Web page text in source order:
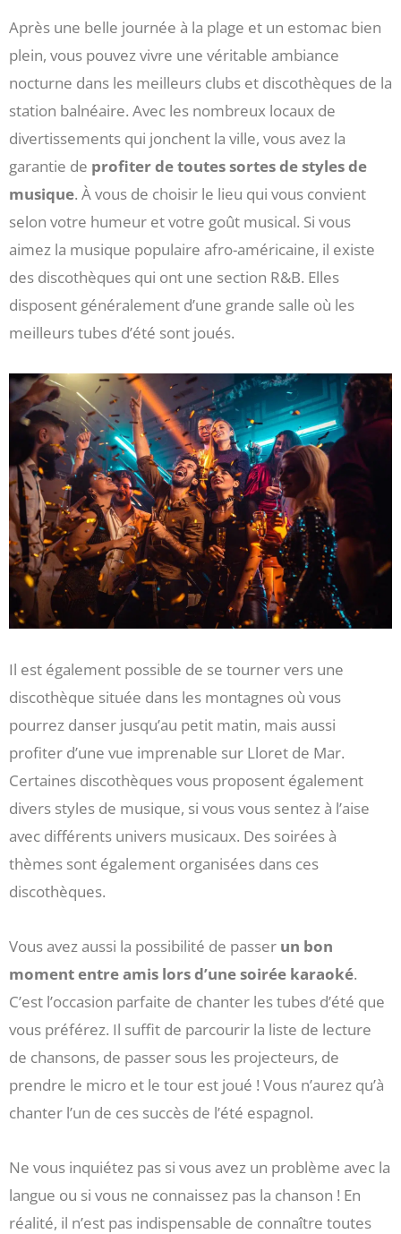
Après une belle journée à la plage et un estomac bien
plein, vous pouvez vivre une véritable ambiance
nocturne dans les meilleurs clubs et discothèques de la
station balnéaire. Avec les nombreux locaux de
divertissements qui jonchent la ville, vous avez la
garantie de profiter de toutes sortes de styles de
musique. À vous de choisir le lieu qui vous convient
selon votre humeur et votre goût musical. Si vous
aimez la musique populaire afro-américaine, il existe
des discothèques qui ont une section R&B. Elles
disposent généralement d’une grande salle où les
meilleurs tubes d’été sont joués.
Il est également possible de se tourner vers une
discothèque située dans les montagnes où vous
pourrez danser jusqu’au petit matin, mais aussi
profiter d’une vue imprenable sur Lloret de Mar.
Certaines discothèques vous proposent également
divers styles de musique, si vous vous sentez à l’aise
avec différents univers musicaux. Des soirées à
thèmes sont également organisées dans ces
discothèques.
Vous avez aussi la possibilité de passer un bon
moment entre amis lors d’une soirée karaoké.
C’est l’occasion parfaite de chanter les tubes d’été que
vous préférez. Il suffit de parcourir la liste de lecture
de chansons, de passer sous les projecteurs, de
prendre le micro et le tour est joué ! Vous n’aurez qu’à
chanter l’un de ces succès de l’été espagnol.
Ne vous inquiétez pas si vous avez un problème avec la
langue ou si vous ne connaissez pas la chanson ! En
réalité, il n’est pas indispensable de connaître toutes